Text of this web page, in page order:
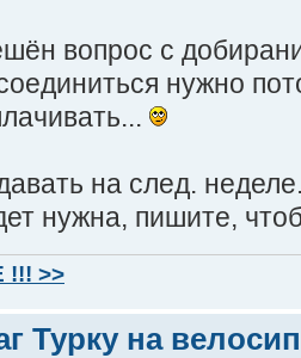
вопрос с
нужно
на след.
нужна, пишите,
!!! >>
Турку на